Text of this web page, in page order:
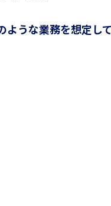
ような業務を想定し